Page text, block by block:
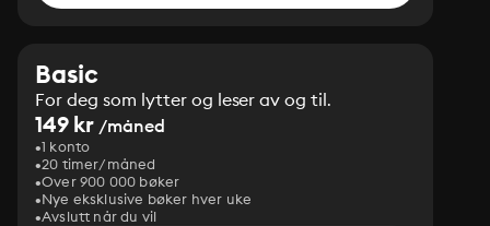
Basic
For deg som lytter og leser av og til.
149 kr /måned
1 konto
20 timer/måned
Over 900 000 bøker
Nye eksklusive bøker hver uke
Avslutt når du vil